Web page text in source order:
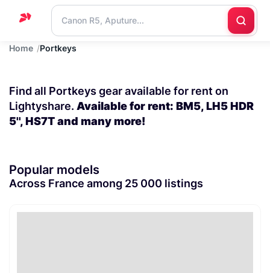
Home
Blog
Contact
Home Portkeys
Find all Portkeys gear available for rent on
Lightyshare. Available for rent: BM5, LH5 HDR
5'', HS7T and many more!
Popular models
Across France among 25 000 listings